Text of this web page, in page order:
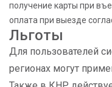
получение карты при
оплата при выезде
Льготы
Для пользователей
регионах могут